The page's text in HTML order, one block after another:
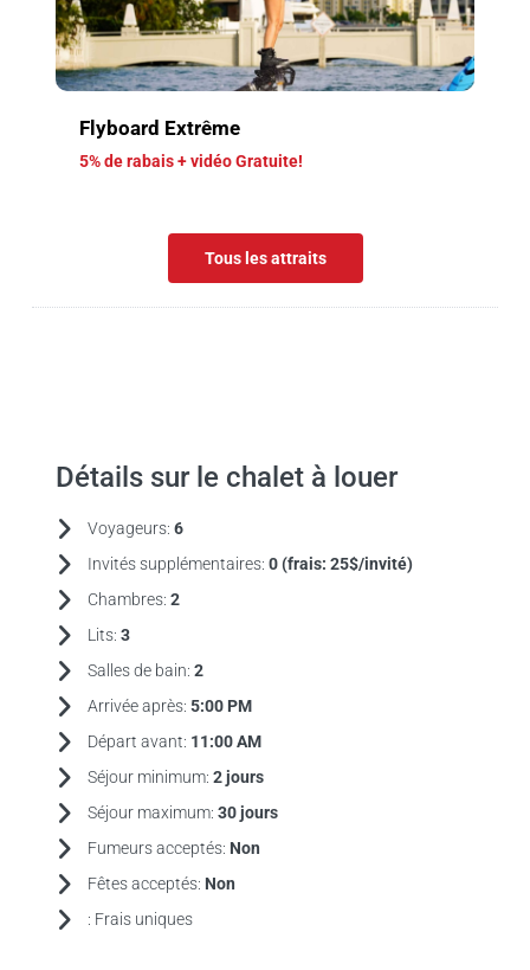
Flyboard Extrême
5% de rabais + vidéo Gratuite!
Tous les attraits
Détails sur le chalet à louer
Voyageurs: 6
Invités supplémentaires: 0 (frais: 25$/invité)
Chambres: 2
Lits: 3
Salles de bain: 2
Arrivée après: 5:00 PM
Départ avant: 11:00 AM
Séjour minimum: 2 jours
Séjour maximum: 30 jours
Fumeurs acceptés: Non
Fêtes acceptés: Non
: Frais uniques